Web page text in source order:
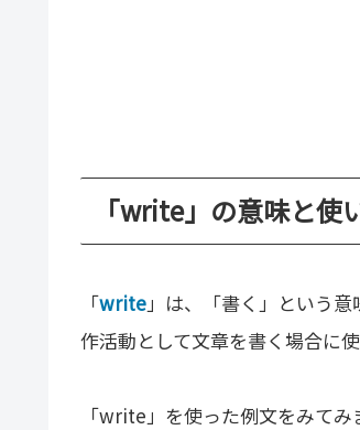
「write」の意味と使
「write」は、「書く」という
作活動として文章を書く場合に使
「write」を使った例文をみてみ